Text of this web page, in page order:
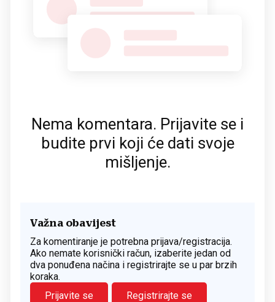
Nema komentara. Prijavite se i
budite prvi koji će dati svoje
mišljenje.
Važna obavijest
Za komentiranje je potrebna prijava/registracija.
Ako nemate korisnički račun, izaberite jedan od
dva ponuđena načina i registrirajte se u par brzih
koraka.
Prijavite se
Registrirajte se